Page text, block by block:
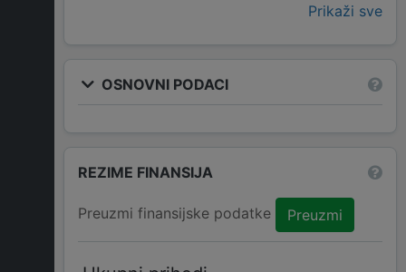
Prikaži sve
OSNOVNI PODACI
REZIME FINANSIJA
Preuzmi finansijske podatke Preuzmi